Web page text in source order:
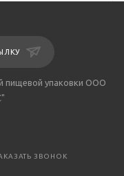
пищевой упаковки ООО
ЗВОНОК